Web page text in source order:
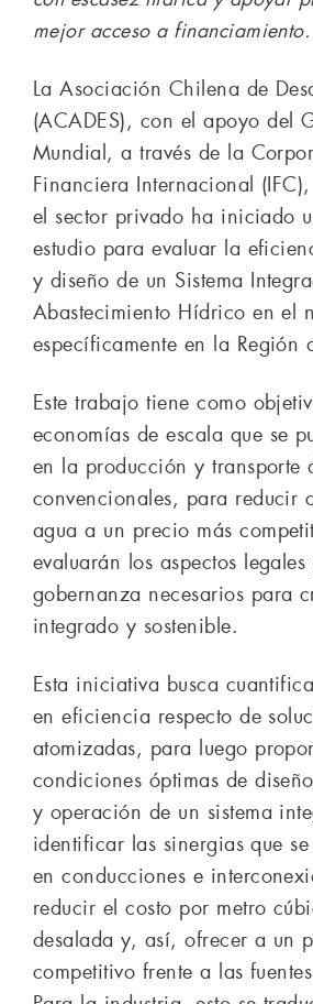
mejor acceso a financiamiento.
La Asociación Chilena de
(ACADES), con el apoyo del
Mundial, a través de la
Financiera Internacional
el sector privado ha iniciado
estudio para evaluar la
y diseño de un Sistema
Abastecimiento Hídrico en el
específicamente en la Región
Este trabajo tiene como
economías de escala que se
en la producción y transporte
convencionales, para reducir
agua a un precio más
evaluarán los aspectos
gobernanza necesarios para
integrado y sostenible.
Esta iniciativa busca
en eficiencia respecto de
atomizadas, para luego
condiciones óptimas de
y operación de un sistema
identificar las sinergias que
en conducciones e
reducir el costo por metro
desalada y, así, ofrecer a un
competitivo frente a las